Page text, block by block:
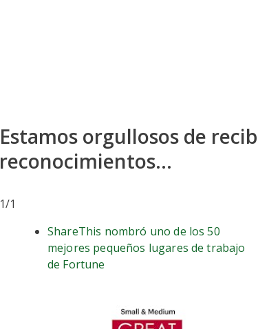
Estamos orgullosos de
reconocimientos...
1/1
ShareThis nombró uno de los 50
mejores pequeños lugares de trabajo
de Fortune